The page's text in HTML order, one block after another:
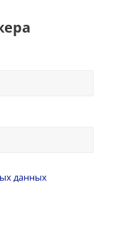
данных